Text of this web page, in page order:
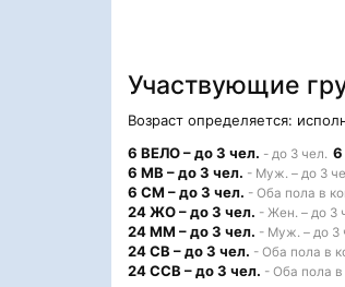
Участвующие
Возраст определяется:
6 ВЕЛО – до 3 чел. - до 3 чел. 6
6 МВ – до 3 чел. - Муж. – до 3
6 СМ – до 3 чел. - Оба пола в
24 ЖО – до 3 чел. - Жен. – до 3
24 ММ – до 3 чел. - Муж. – до 3
24 СВ – до 3 чел. - Оба пола в
24 ССВ – до 3 чел. - Оба пола в